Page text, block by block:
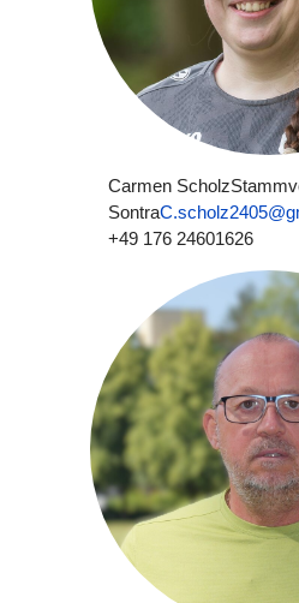
Carmen Scholz
Sontra
+49 176 24601626